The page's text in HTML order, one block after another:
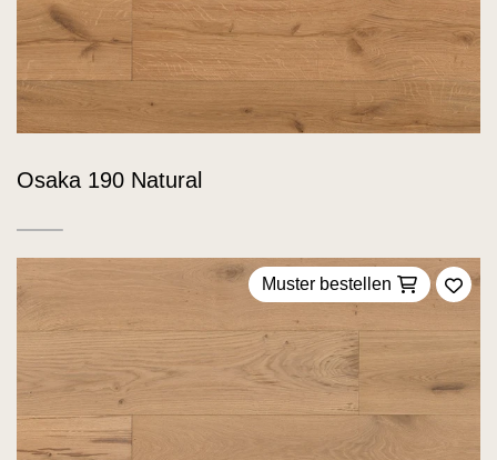
Osaka 190 Natural
Muster bestellen
Zu